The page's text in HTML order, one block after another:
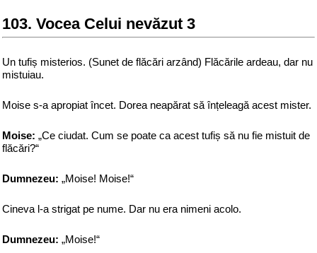
103. Vocea Celui nevăzut 3
Un tufiș misterios. (Sunet de flăcări arzând) Flăcările ardeau, dar nu
mistuiau.
Moise s-a apropiat încet. Dorea neapărat să înțeleagă acest mister.
Moise: „Ce ciudat. Cum se poate ca acest tufiș să nu fie mistuit de
flăcări?“
Dumnezeu: „Moise! Moise!“
Cineva l-a strigat pe nume. Dar nu era nimeni acolo.
Dumnezeu: „Moise!“